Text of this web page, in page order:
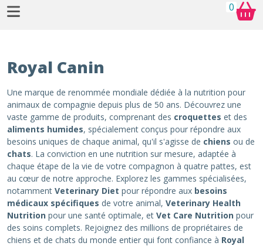
0
Royal Canin
Une marque de renommée mondiale dédiée à la nutrition pour
animaux de compagnie depuis plus de 50 ans. Découvrez une
vaste gamme de produits, comprenant des croquettes et des
aliments humides, spécialement conçus pour répondre aux
besoins uniques de chaque animal, qu'il s'agisse de chiens ou de
chats. La conviction en une nutrition sur mesure, adaptée à
chaque étape de la vie de votre compagnon à quatre pattes, est
au cœur de notre approche. Explorez les gammes spécialisées,
notamment Veterinary Diet pour répondre aux besoins
médicaux spécifiques de votre animal, Veterinary Health
Nutrition pour une santé optimale, et Vet Care Nutrition pour
des soins complets. Rejoignez des millions de propriétaires de
chiens et de chats du monde entier qui font confiance à Royal